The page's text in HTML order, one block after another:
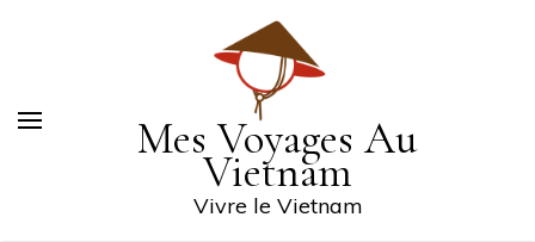
Mes Voyages Au
Vietnam
Vivre le Vietnam